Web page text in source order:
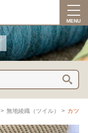
MENU
> 無地綾織（ツイル） > カツラ